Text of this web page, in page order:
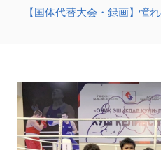
【国体代替大会・録画】憧